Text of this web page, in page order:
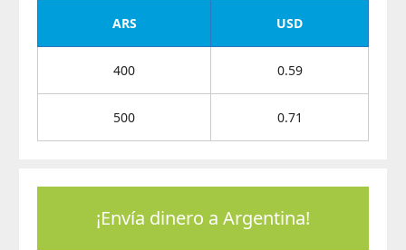
ARS USD
400 0.59
500 0.71
¡Envía dinero a Argentina!